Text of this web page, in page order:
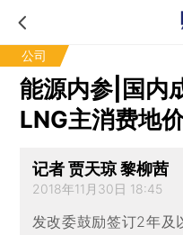
公司
能源内参|国内
LNG主消费地
记者 贾天琼 黎柳茜
2018年11月30日 18:45
发改委鼓励签订2年及